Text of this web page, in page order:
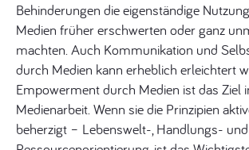
Behinderungen die eigenständige
Medien früher erschwerten oder ganz
machten. Auch Kommunikation und
durch Medien kann erheblich erleichtert
Empowerment durch Medien ist das Ziel
Medienarbeit. Wenn sie die Prinzipien
beherzigt – Lebenswelt-, Handlungs- und